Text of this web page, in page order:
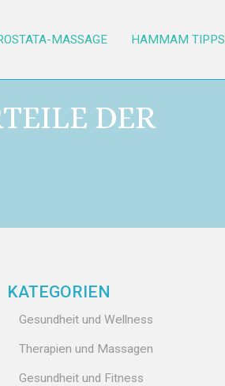
MASSAGE HAMMAM TIPPS
DER
KATEGORIEN
Gesundheit und Wellness
Therapien und Massagen
Gesundheit und Fitness